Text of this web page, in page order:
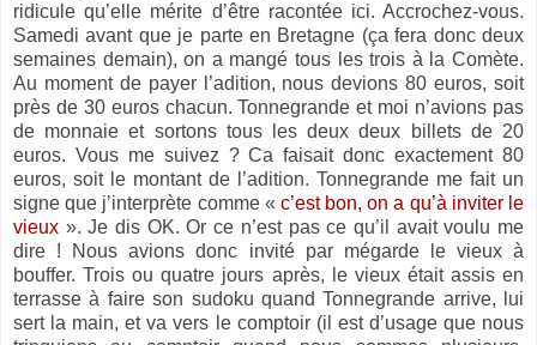
ridicule qu’elle mérite d’être racontée ici. Accrochez-vous.
Samedi avant que je parte en Bretagne (ça fera donc deux
semaines demain), on a mangé tous les trois à la Comète.
Au moment de payer l’adition, nous devions 80 euros, soit
près de 30 euros chacun. Tonnegrande et moi n’avions pas
de monnaie et sortons tous les deux deux billets de 20
euros. Vous me suivez ? Ca faisait donc exactement 80
euros, soit le montant de l’adition. Tonnegrande me fait un
signe que j’interprète comme « c’est bon, on a qu’à inviter le
vieux ». Je dis OK. Or ce n’est pas ce qu’il avait voulu me
dire ! Nous avions donc invité par mégarde le vieux à
bouffer. Trois ou quatre jours après, le vieux était assis en
terrasse à faire son sudoku quand Tonnegrande arrive, lui
sert la main, et va vers le comptoir (il est d’usage que nous